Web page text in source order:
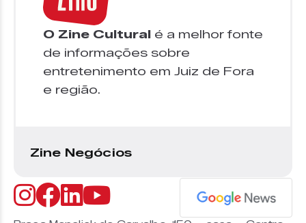
O Zine Cultural é a melhor fonte
de informações sobre
entretenimento em Juiz de Fora
e região.
Zine Negócios